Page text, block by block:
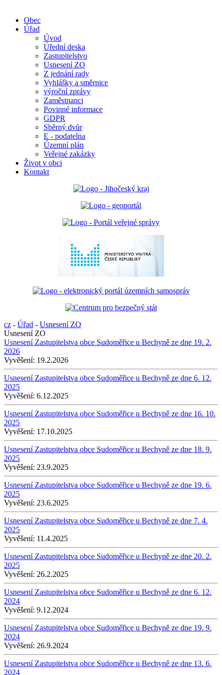
Obec
Úřad
Úvod
Úřední deska
Zastupitelstvo
Usnesení ZO
Z jednání rady
Vyhlášky a směrnice
výroční zprávy
Zaměstnanci
Povinné informace
GDPR
Sběrný dvůr
E - podatelna
Územní plán
Veřejné zakázky
Život v obci
Kontakt
cz - Úřad - Usnesení ZO
Usnesení ZO
Usnesení Zastupitelstva obce Sudoměřice u Bechyně ze dne 19. 2.
2026
Vyvěšení: 19.2.2026
Usnesení Zastupitelstva obce Sudoměřice u Bechyně ze dne 6. 12.
2025
Vyvěšení: 6.12.2025
Usnesení Zastupitelstva obce Sudoměřice u Bechyně ze dne 16. 10.
2025
Vyvěšení: 17.10.2025
Usnesení Zastupitelstva obce Sudoměřice u Bechyně ze dne 18. 9.
2025
Vyvěšení: 23.9.2025
Usnesení Zastupitelstva obce Sudoměřice u Bechyně ze dne 19. 6.
2025
Vyvěšení: 23.6.2025
Usnesení Zastupitelstva obce Sudoměřice u Bechyně ze dne 7. 4.
2025
Vyvěšení: 11.4.2025
Usnesení Zastupitelstva obce Sudoměřice u Bechyně ze dne 20. 2.
2025
Vyvěšení: 26.2.2025
Usnesení Zastupitelstva obce Sudoměřice u Bechyně ze dne 6. 12.
2024
Vyvěšení: 9.12.2024
Usnesení Zastupitelstva obce Sudoměřice u Bechyně ze dne 19. 9.
2024
Vyvěšení: 26.9.2024
Usnesení Zastupitelstva obce Sudoměřice u Bechyně ze dne 13. 6.
2024